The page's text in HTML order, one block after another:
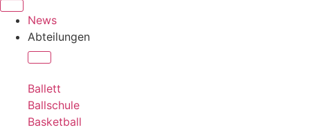
News
Abteilungen
Ballett
Ballschule
Basketball